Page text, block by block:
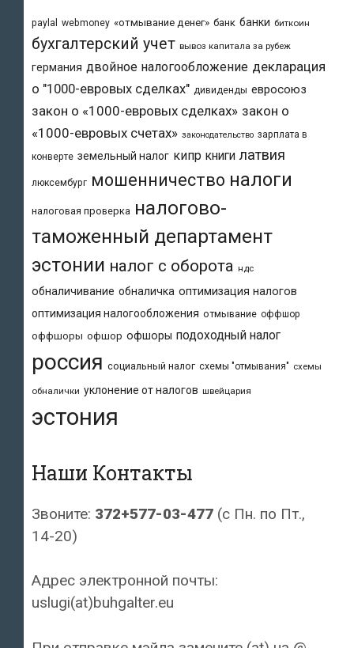
paylal webmoney «отмывание денег» банк банки биткоин
бухгалтерский учет вывоз капитала за рубеж
германия двойное налогообложение декларация
о "1000-евровых сделках" дивиденды евросоюз
закон о «1000-евровых сделках» закон о
«1000-евровых счетах» законодательство зарплата в
конверте земельный налог кипр книги латвия
люксембург мошенничество налоги
налоговая проверка налогово-
таможенный департамент
эстонии налог с оборота ндс
обналичивание обналичка оптимизация налогов
оптимизация налогообложения отмывание оффшор
оффшоры офшор офшоры подоходный налог
россия социальный налог схемы "отмывания" схемы
обналички уклонение от налогов швейцария
эстония
Наши Контакты
Звоните: 372+577-03-477 (с Пн. по Пт.,
14-20)
Адрес электронной почты:
uslugi(at)buhgalter.eu